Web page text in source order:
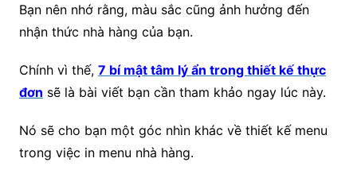
Bạn nên nhớ rằng, màu sắc cũng ảnh hưởng đến
nhận thức nhà hàng của bạn.
Chính vì thế, 7 bí mật tâm lý ẩn trong thiết kế thực
đơn sẽ là bài viết bạn cần tham khảo ngay lúc này.
Nó sẽ cho bạn một góc nhìn khác về thiết kế menu
trong việc in menu nhà hàng.